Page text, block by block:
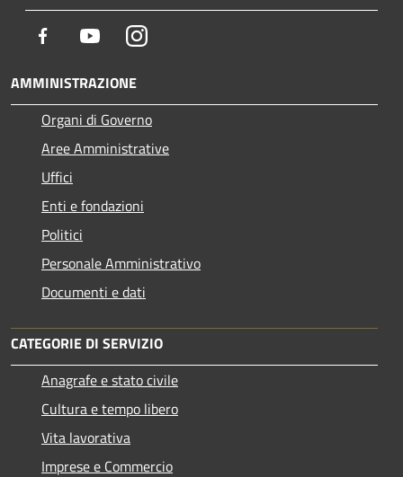
Facebook YoutubeInstagram
AMMINISTRAZIONE
Organi di Governo
Aree Amministrative
Uffici
Enti e fondazioni
Politici
Personale Amministrativo
Documenti e dati
CATEGORIE DI SERVIZIO
Anagrafe e stato civile
Cultura e tempo libero
Vita lavorativa
Imprese e Commercio